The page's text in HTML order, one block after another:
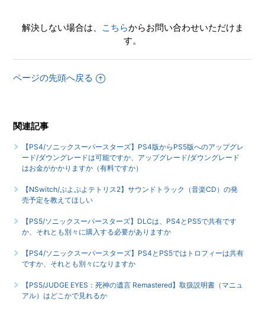
【PS4/ソニックスーパースターズ】言語（音声）設定はあ
りますか（日本語以外の言語や、音声は選べますか）
応していますか
解決しない場合は、 こちらからお問い合わせいただけま
す。
ページの先頭へ戻る
関連記事
【PS4/ソニックスーパースターズ】PS4版からPS5版へのアップグレ
ード/ダウングレードは可能ですか、アップグレード/ダウングレード
はお金がかかりますか（有料ですか）
【NSwitch/ぷよぷよテトリス2】サウンドトラック（音楽CD）の発
売予定を教えてほしい
【PS5/ソニックスーパースターズ】DLCは、PS4とPS5で共有です
か、それとも別々に購入する必要がありますか
【PS4/ソニックスーパースターズ】PS4とPS5ではトロフィーは共有
ですか、それとも別々になりますか
【PS5/JUDGE EYES：死神の遺言 Remastered】取扱説明書（マニュ
アル）はどこかで見れるか